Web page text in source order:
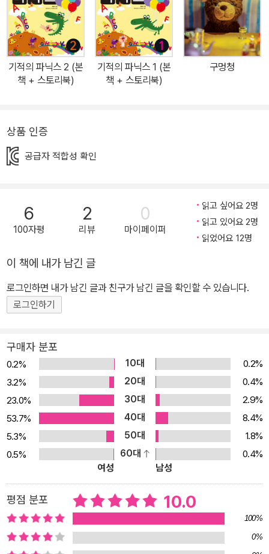
<파닉스 익히기 → 단어와 문장 리딩 → 스토리 리딩>의 체계적인 학
습 구성으로 3개월이면 혼자서도 영어책을 읽을 수 있어요. 2. 오늘은
학습, 내일은 복습 하루는 학습하고, 하루는 복습할 수 있도록 구성하
여 한 번 배운 내용을 오래 기억할 수 있어요. 3. QR 코드로 편리한
학습 스마트폰으로 언제 어디서나 편리하게 파닉스 챈트, 문장 리딩,
이해할 수 있습니다. 5. 스토리북 별책 제공 각 권에서 공부한 파닉스
을 수 있는 실력을 키워줘요 유닛 구성 ◆학습 파트 [파닉스 훈련] -
부한 내용을 다집니다. ◆복습 파트 [리딩 훈련] -Review Test 쓰
기, 읽기 문제를 풀면서 어제 공부한 내용을 복습합니다. -Sentence
Reading & Story Reading 주요한 단어가 들어간 문장을 듣고 따
라 말하고 알맞은 그림에 연결합니다. 공부한 단어들이 담긴 짧은 스
숨은 그림 찾기, 컬러링 등 다양한 액티비티 활동으로 공부한 내용을
즐겁고 재미있게 복습할 수 있습니다. 부가 학습 자료 가정에서 쉽고
mp3 CD와 QR코드: mp3 CD에는 학습에 필요한 모든 음원이 들어
있습니다. 본문 속 QR코드를 이용하면 같은 음원을 좀 더 편리하게
이용할 수 있습니다. -기적의 학습 스케쥴표: 학습 스케쥴을 활용하면
꾸준하고 체계적인 학습관리가 가능합니다. 스케쥴은 한 권을 한 달
내에 끝낼 수 있게 짜여있습니다. 스케쥴만 잘 따라간다면 학습효과
가 분명하게 나타날 것입니다. -종합문제와 진단표: 각 권을 끝내면
교재 맨 뒤에 실린 종합문제를 풀고 학습 성취도를 점검해보세요. 듣
기, 쓰기, 읽기 파트별로 점검할 수 있고, 결과에 따른 학습 가이드도
고 선생님(부모님) 또는 친구들과 플래시카드 놀이를 해보세요. 게임
을 하면서 단어를 자연스럽게 익힐 수 있어요. 플래시카드 활용법은
책 안에 자세히 설명되어 있습니다. -단어 리스트: 각 권에서 배운 단
어를 모두 모아놓았습니다. 틈이 날 때마다 보면서 단어를 익혀보세
기적의 파닉스 2 (본
책 + 스토리북)
기적의 파닉스 1 (본
책 + 스토리북)
구멍청
상품 인증
공급자 적합성 확인
6
100자평
2
리뷰
0
마이페이퍼
읽고 싶어요 2명
읽고 있어요 2명
읽었어요 12명
이 책에 내가 남긴 글
로그인하면 내가 남긴 글과 친구가 남긴 글을 확인할 수 있습니다.
로그인하기
구매자 분포
0.2% 10대
0.2%
3.2%
20대
0.4%
23.0%
30대
2.9%
53.7%
40대
8.4%
5.3%
50대
1.8%
0.5%
60대
0.4%
여성
남성
평점 분포 10.0
100%
0%